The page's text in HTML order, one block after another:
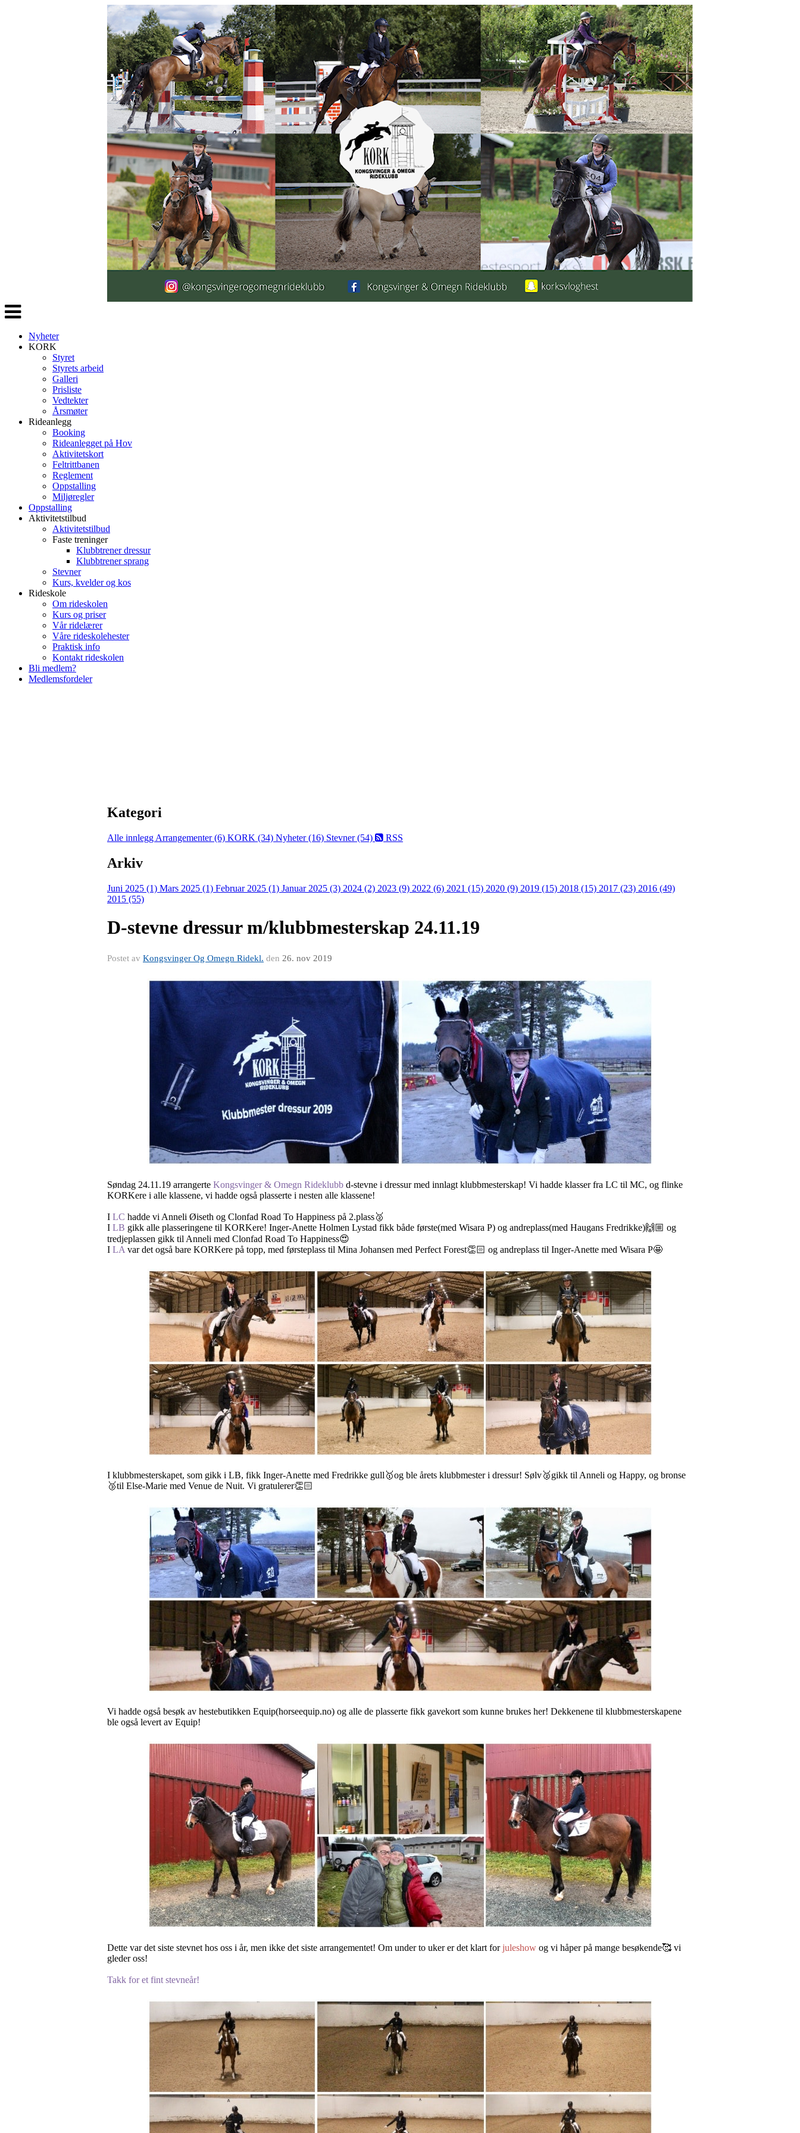
Veksle
navigasjon
Nyheter
KORK
Styret
Styrets arbeid
Galleri
Prisliste
Vedtekter
Årsmøter
Rideanlegg
Booking
Rideanlegget på Hov
Aktivitetskort
Feltrittbanen
Reglement
Oppstalling
Miljøregler
Oppstalling
Aktivitetstilbud
Aktivitetstilbud
Faste treninger
Klubbtrener dressur
Klubbtrener sprang
Stevner
Kurs, kvelder og kos
Rideskole
Om rideskolen
Kurs og priser
Vår ridelærer
Våre rideskolehester
Praktisk info
Kontakt rideskolen
Bli medlem?
Medlemsfordeler
Kategori
Alle innlegg Arrangementer (6) KORK (34) Nyheter (16) Stevner (54) RSS
Arkiv
Juni 2025 (1) Mars 2025 (1) Februar 2025 (1) Januar 2025 (3) 2024 (2) 2023 (9) 2022 (6) 2021 (15) 2020 (9) 2019 (15) 2018 (15) 2017 (23) 2016 (49)
2015 (55)
D-stevne dressur m/klubbmesterskap 24.11.19
Postet av Kongsvinger Og Omegn Ridekl. den 26. nov 2019
Søndag 24.11.19 arrangerte Kongsvinger & Omegn Rideklubb d-stevne i dressur med innlagt klubbmesterskap! Vi hadde klasser fra LC til MC, og flinke
KORKere i alle klassene, vi hadde også plasserte i nesten alle klassene!
I LC hadde vi Anneli Øiseth og Clonfad Road To Happiness på 2.plass🥈
I LB gikk alle plasseringene til KORKere! Inger-Anette Holmen Lystad fikk både første(med Wisara P) og andreplass(med Haugans Fredrikke)🙌🏼 og
tredjeplassen gikk til Anneli med Clonfad Road To Happiness😍
I LA var det også bare KORKere på topp, med førsteplass til Mina Johansen med Perfect Forest👏🏻 og andreplass til Inger-Anette med Wisara P🤩
I klubbmesterskapet, som gikk i LB, fikk Inger-Anette med Fredrikke gull🥇og ble årets klubbmester i dressur! Sølv🥈gikk til Anneli og Happy, og bronse
🥉til Else-Marie med Venue de Nuit. Vi gratulerer👏🏻
Vi hadde også besøk av hestebutikken Equip(horseequip.no) og alle de plasserte fikk gavekort som kunne brukes her! Dekkenene til klubbmesterskapene
ble også levert av Equip!
Dette var det siste stevnet hos oss i år, men ikke det siste arrangementet! Om under to uker er det klart forjuleshow og vi håper på mange besøkende🥰 vi
gleder oss!
Takk for et fint stevneår!